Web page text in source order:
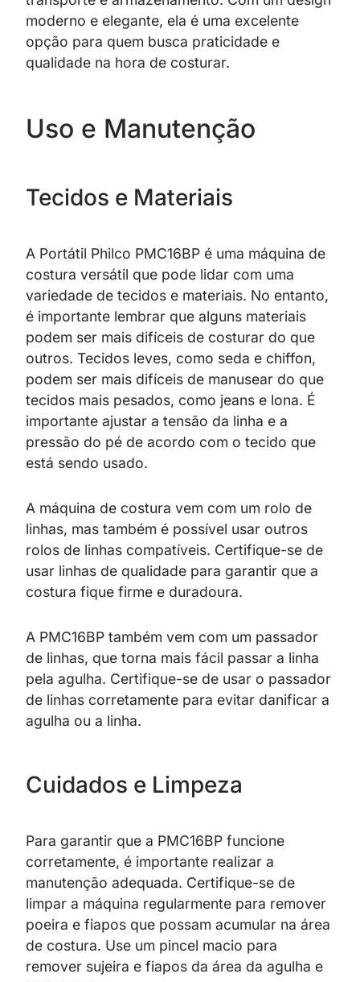
moderno e elegante, ela é uma excelente
opção para quem busca praticidade e
qualidade na hora de costurar.
Uso e Manutenção
Tecidos e Materiais
A Portátil Philco PMC16BP é uma máquina de
costura versátil que pode lidar com uma
variedade de tecidos e materiais. No entanto,
é importante lembrar que alguns materiais
podem ser mais difíceis de costurar do que
outros. Tecidos leves, como seda e chiffon,
podem ser mais difíceis de manusear do que
tecidos mais pesados, como jeans e lona. É
importante ajustar a tensão da linha e a
pressão do pé de acordo com o tecido que
está sendo usado.
A máquina de costura vem com um rolo de
linhas, mas também é possível usar outros
rolos de linhas compatíveis. Certifique-se de
usar linhas de qualidade para garantir que a
costura fique firme e duradoura.
A PMC16BP também vem com um passador
de linhas, que torna mais fácil passar a linha
pela agulha. Certifique-se de usar o passador
de linhas corretamente para evitar danificar a
agulha ou a linha.
Cuidados e Limpeza
Para garantir que a PMC16BP funcione
corretamente, é importante realizar a
manutenção adequada. Certifique-se de
limpar a máquina regularmente para remover
poeira e fiapos que possam acumular na área
de costura. Use um pincel macio para
remover sujeira e fiapos da área da agulha e